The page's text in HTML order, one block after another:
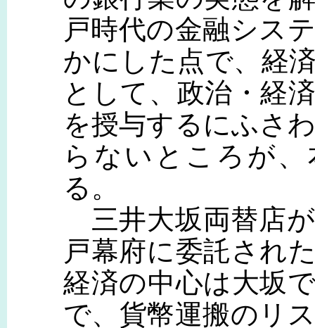
戸時代の金融シス
かにした点で、経
として、政治・経
を授与するにふさ
らないところが
る。
三井大坂両替店
戸幕府に委託され
経済の中心は大坂
で、貨幣運搬のリ